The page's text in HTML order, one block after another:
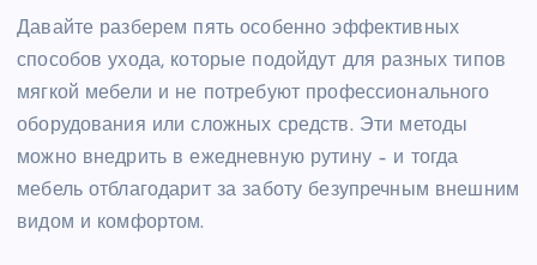
Давайте разберем пять особенно эффективных
способов ухода, которые подойдут для разных типов
мягкой мебели и не потребуют профессионального
оборудования или сложных средств. Эти методы
можно внедрить в ежедневную рутину – и тогда
мебель отблагодарит за заботу безупречным внешним
видом и комфортом.